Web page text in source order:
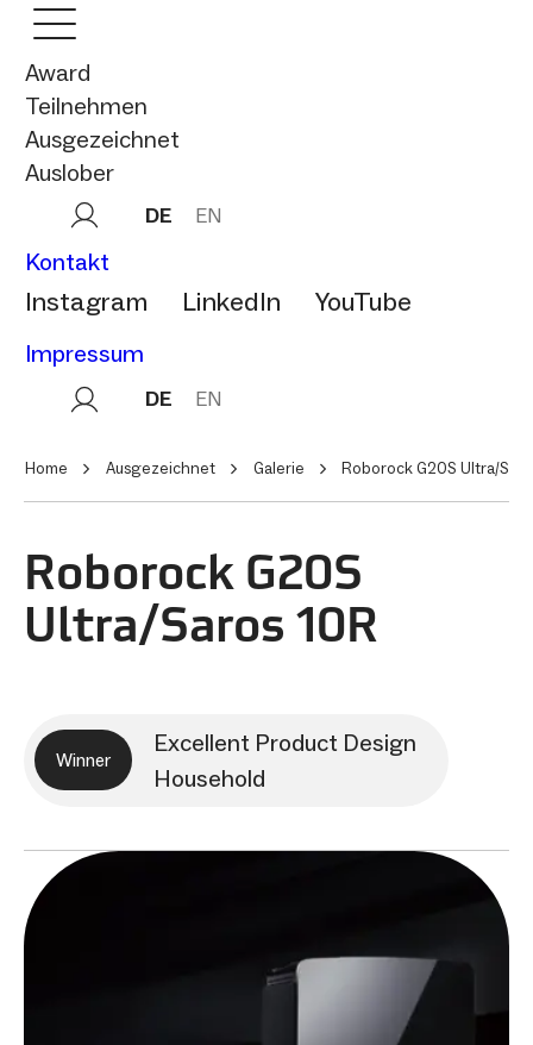
Award
Teilnehmen
Ausgezeichnet
Auslober
DE EN
Kontakt
Instagram LinkedIn YouTube
Impressum
DE EN
Home Ausgezeichnet Galerie Roborock G20S Ultra/
Roborock G20S
Ultra/Saros 10R
Winner
Excellent Product Design
Household